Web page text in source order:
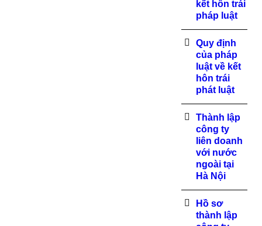
kết hôn trái
pháp luật
Quy định
của pháp
luật về kết
hôn trái
phát luật
Thành lập
công ty
liên doanh
với nước
ngoài tại
Hà Nội
Hồ sơ
thành lập